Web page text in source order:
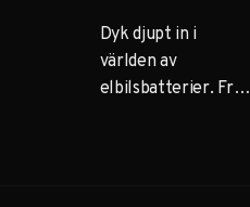
Dyk djupt in i
världen av
elbilsbatterier. Från